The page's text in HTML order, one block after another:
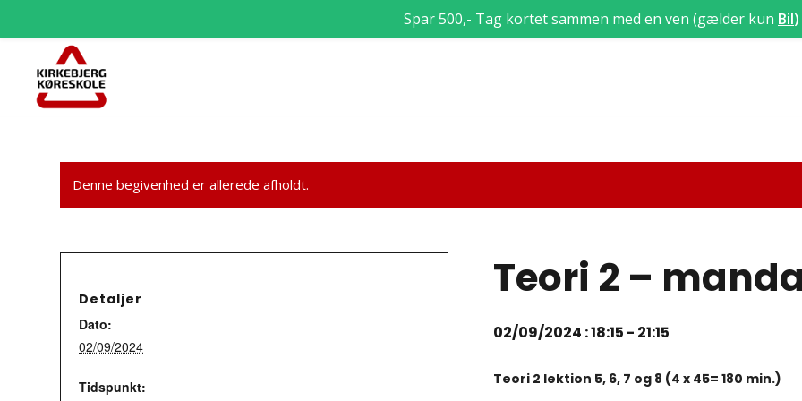
Denne begivenhed er allerede afholdt.
Teori 2 –
02/09/2024 : 18:15 - 21:15
Teori 2 lektion 5, 6, 7 og 8 (4 x 45= 180 min.)
Detaljer
Dato:
02/09/2024
Tidspunkt:
Spar 500,- Tag kortet sammen med en ven (gælder kun Bil)